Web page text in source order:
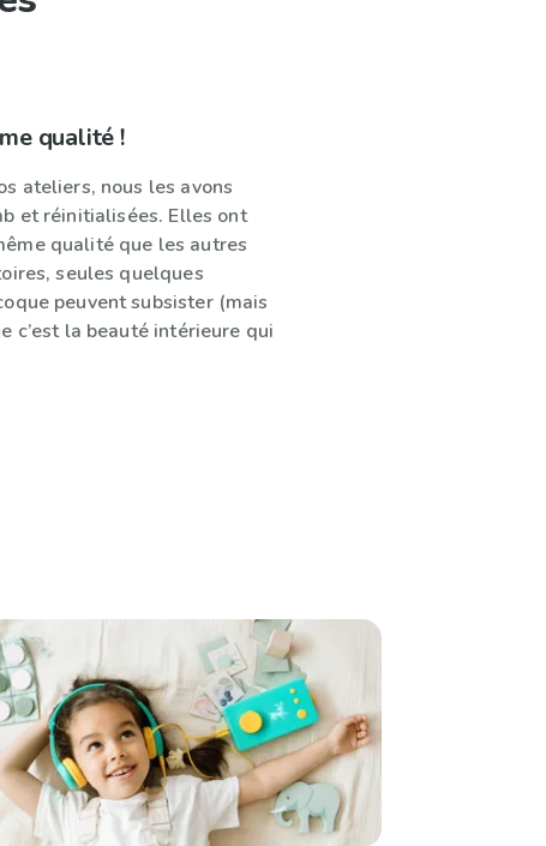
qualité !
ateliers, nous les avons
et réinitialisées. Elles ont
qualité que les autres
seules quelques
peuvent subsister (mais
c’est la beauté intérieure qui